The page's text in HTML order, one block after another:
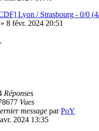
Lyon / Strasbourg - 0/0
» 8 févr. 2024 20:51
Réponses
Vues
message parPoY
2024 13:35